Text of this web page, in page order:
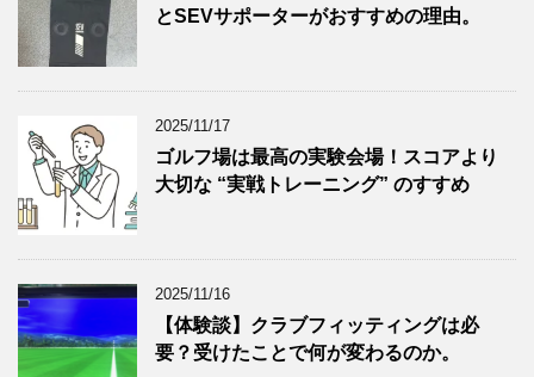
とSEVサポーターがおすすめの理由。
2025/11/17
ゴルフ場は最高の実験会場！スコアより
大切な “実戦トレーニング” のすすめ
2025/11/16
【体験談】クラブフィッティングは必
要？受けたことで何が変わるのか。